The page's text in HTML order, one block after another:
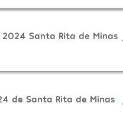
Santa Rita de Minas
de Santa Rita de Minas